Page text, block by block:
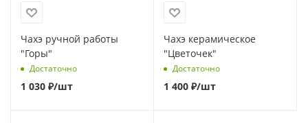
Чахэ ручной работы
"Горы"
Достаточно
1 030 ₽/шт
Чахэ керамическое
"Цветочек"
Достаточно
1 400 ₽/шт